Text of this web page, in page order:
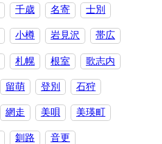
千歳 名寄 士別
小樽 岩見沢 帯広
札幌 根室 歌志内
留萌 登別 石狩
網走 美唄 美瑛町
釧路 音更